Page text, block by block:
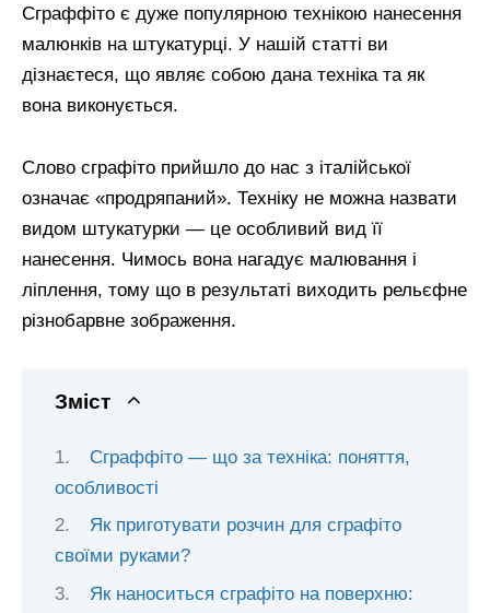
Сграффіто є дуже популярною технікою нанесення
малюнків на штукатурці. У нашій статті ви
дізнаєтеся, що являє собою дана техніка та як
вона виконується.
Слово сграфіто прийшло до нас з італійської
означає «продряпаний». Техніку не можна назвати
видом штукатурки — це особливий вид її
нанесення. Чимось вона нагадує малювання і
ліплення, тому що в результаті виходить рельєфне
різнобарвне зображення.
Зміст
Сграффіто — що за техніка: поняття,
особливості
Як приготувати розчин для сграфіто
своїми руками?
Як наноситься сграфіто на поверхню: